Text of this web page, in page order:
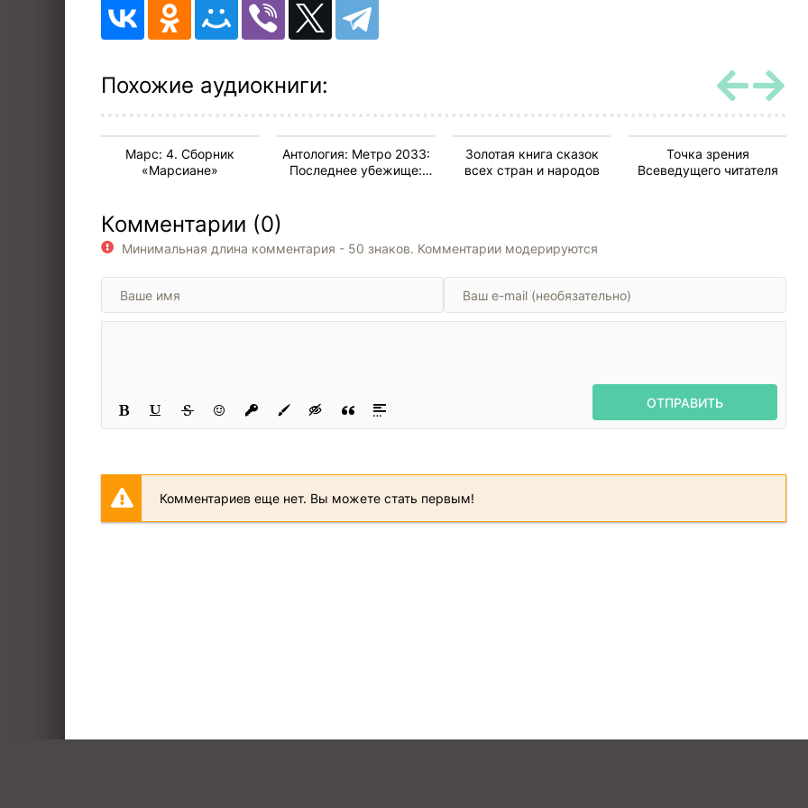
11
12
16
18
19
Похожие аудиокниги:
Марс: 4. Сборник
«Марсиане»
Антология: Метро 2033:
Последнее убежище:
Золотая книга сказок
всех стран и народов
Точка зрения
Всеведущего читателя
Комментарии (0)
Минимальная длина комментария - 50 знаков. Комментарии модерируются
ОТПРАВИТЬ
Комментариев еще нет. Вы можете стать первым!